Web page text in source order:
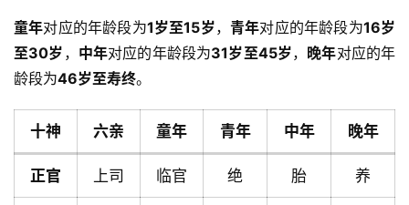
童年对应的年龄段为1岁至15岁，青年对应的年龄段为16岁
至30岁 ， 中年对应的年龄段为31岁至45岁， 晚年对应的年
龄段为46岁至寿终。
十神 六亲 童年 青年 中年 晚年
正官 上司 临官 绝 胎 养